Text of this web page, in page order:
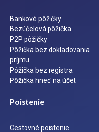
Bankové pôžičky
Bezúčelová pôžička
P2P pôžičky
Pôžička bez dokladovania
príjmu
Pôžička bez registra
Pôžička hneď na účet
Poistenie
Cestovné poistenie